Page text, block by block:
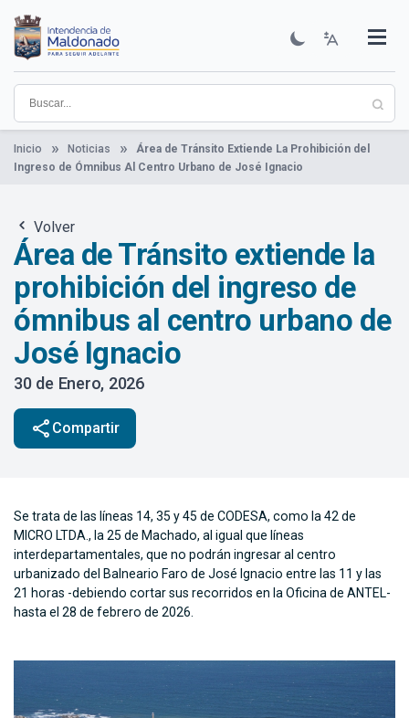
contenido
principal
Institucional
Municipios
Descubre Maldonado
Comunicación
Servicios
Guía De Trámites
Ver Noticias
Inicio Noticias
Área de Tránsito Extiende La Prohibición del
Ingreso de Ómnibus Al Centro Urbano de José Ignacio
Volver
Área de Tránsito extiende la
prohibición del ingreso de
ómnibus al centro urbano de
José Ignacio
30 de Enero, 2026
share Compartir
Se trata de las líneas 14, 35 y 45 de CODESA, como la 42 de
MICRO LTDA., la 25 de Machado, al igual que líneas
interdepartamentales, que no podrán ingresar al centro
urbanizado del Balneario Faro de José Ignacio entre las 11 y las
21 horas -debiendo cortar sus recorridos en la Oficina de ANTEL-
hasta el 28 de febrero de 2026.